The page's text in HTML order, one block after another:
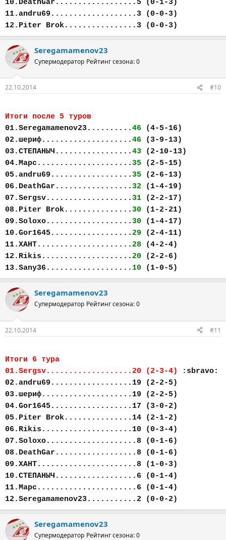
10.DeathGar..................5 (0-1-3)
11.andru69...................3 (0-0-3)
12.Piter Brok................3 (0-0-3)
Seregamamenov23
Супермодератор Рейтинг сезона: 0
22.10.2014 #10
Итоги после 5 туров
01.Seregamamenov23..........46 (4-5-16)
02.шериф....................46 (3-9-13)
03.СТЕПАНЫЧ.................43 (2-10-13)
04.Марс.....................35 (2-5-15)
05.andru69..................35 (2-6-13)
06.DeathGar.................32 (1-4-19)
07.Sergsv...................31 (2-2-17)
08.Piter Brok...............30 (1-2-21)
09.Soloxo...................30 (1-4-17)
10.Gor1645..................29 (2-4-11)
11.ХАНТ.....................28 (4-2-4)
12.Rikis....................20 (2-2-6)
13.Sany36................... 10 (1-0-5)
Seregamamenov23
Супермодератор Рейтинг сезона: 0
22.10.2014 #11
Итоги 6 тура
01.Sergsv...................20 (2-3-4)
:sbravo:
02.andru69..................19 (2-2-5)
03.шериф....................19 (2-2-5)
04.Gor1645..................17 (3-0-2)
05.Piter Brok...............14 (2-1-2)
06.Rikis....................10 (0-3-4)
07.Soloxo....................8 (0-1-6)
08.DeathGar..................8 (0-1-6)
09.ХАНТ......................8 (1-0-3)
10.СТЕПАНЫЧ..................6 (0-1-4)
11.Марс......................6 (0-1-4)
12.Seregamamenov23...........2 (0-0-2)
Seregamamenov23
Супермодератор Рейтинг сезона: 0